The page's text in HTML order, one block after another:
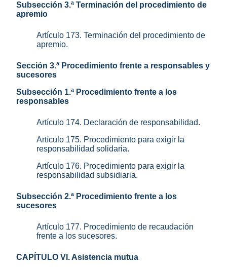
Subsección 3.ª Terminación del procedimiento de
apremio
Artículo 173. Terminación del procedimiento de
apremio.
Sección 3.ª Procedimiento frente a responsables y
sucesores
Subsección 1.ª Procedimiento frente a los
responsables
Artículo 174. Declaración de responsabilidad.
Artículo 175. Procedimiento para exigir la
responsabilidad solidaria.
Artículo 176. Procedimiento para exigir la
responsabilidad subsidiaria.
Subsección 2.ª Procedimiento frente a los
sucesores
Artículo 177. Procedimiento de recaudación
frente a los sucesores.
CAPÍTULO VI. Asistencia mutua